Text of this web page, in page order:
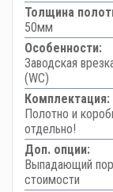
Толщина
50мм
Особенности:
Заводская
(WC)
Комплектация:
Полотно и
отдельно!
Доп. опции:
Выпадающий
стоимости